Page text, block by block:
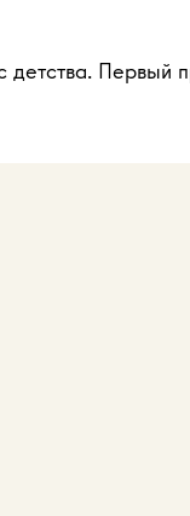
детства. Первый